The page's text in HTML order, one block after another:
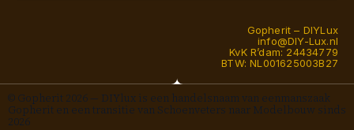
Gopherit – DIYLux
info@DIY-Lux.nl
KvK R’dam: 24434779
BTW: NL001625003B27
© Gopherit 2026 — DIYlux is een handelsnaam van eenmanszaak
Gopherit en een transitie van Schoenveters naar Modelbouw sinds
2026